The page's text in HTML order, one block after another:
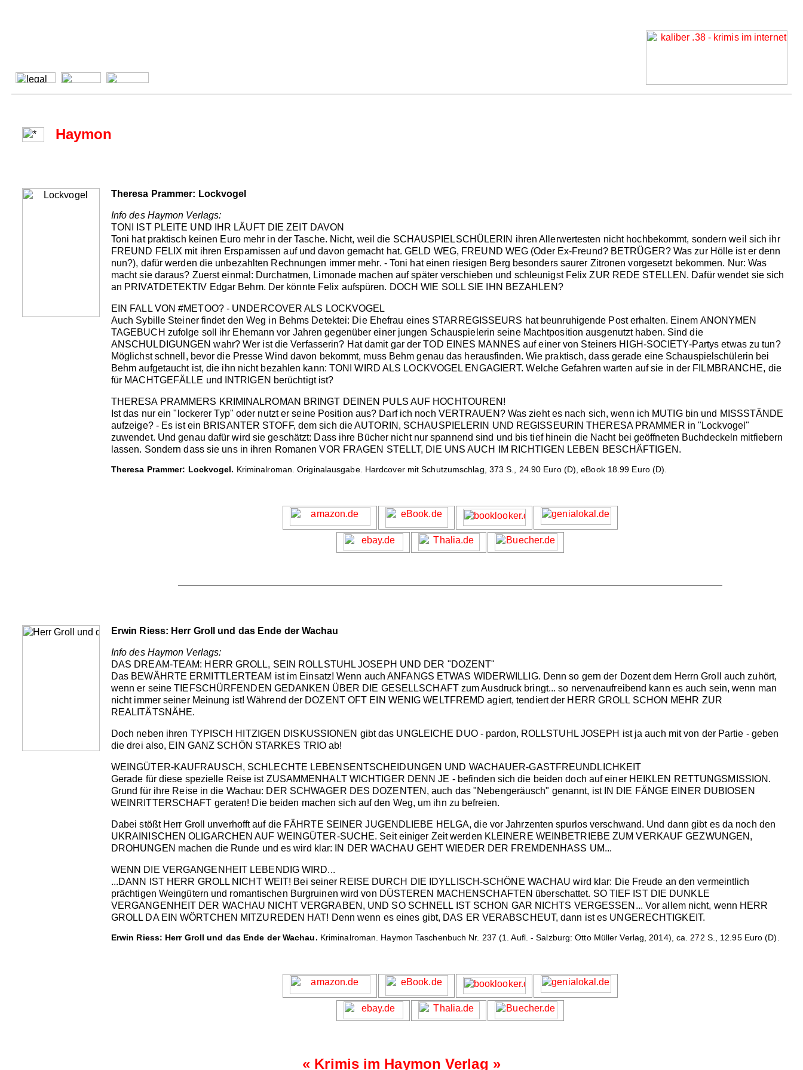
Haymon
Theresa Prammer: Lockvogel
Info des Haymon Verlags:
TONI IST PLEITE UND IHR LÄUFT DIE ZEIT DAVON
Toni hat praktisch keinen Euro mehr in der Tasche. Nicht, weil die SCHAUSPIELSCHÜLERIN ihren Allerwertesten nicht hochbekommt, sondern weil sich ihr
FREUND FELIX mit ihren Ersparnissen auf und davon gemacht hat. GELD WEG, FREUND WEG (Oder Ex-Freund? BETRÜGER? Was zur Hölle ist er denn
nun?), dafür werden die unbezahlten Rechnungen immer mehr. - Toni hat einen riesigen Berg besonders saurer Zitronen vorgesetzt bekommen. Nur: Was
macht sie daraus? Zuerst einmal: Durchatmen, Limonade machen auf später verschieben und schleunigst Felix ZUR REDE STELLEN. Dafür wendet sie sich
an PRIVATDETEKTIV Edgar Behm. Der könnte Felix aufspüren. DOCH WIE SOLL SIE IHN BEZAHLEN?
EIN FALL VON #METOO? - UNDERCOVER ALS LOCKVOGEL
Auch Sybille Steiner findet den Weg in Behms Detektei: Die Ehefrau eines STARREGISSEURS hat beunruhigende Post erhalten. Einem ANONYMEN
TAGEBUCH zufolge soll ihr Ehemann vor Jahren gegenüber einer jungen Schauspielerin seine Machtposition ausgenutzt haben. Sind die
ANSCHULDIGUNGEN wahr? Wer ist die Verfasserin? Hat damit gar der TOD EINES MANNES auf einer von Steiners HIGH-SOCIETY-Partys etwas zu tun?
Möglichst schnell, bevor die Presse Wind davon bekommt, muss Behm genau das herausfinden. Wie praktisch, dass gerade eine Schauspielschülerin bei
Behm aufgetaucht ist, die ihn nicht bezahlen kann: TONI WIRD ALS LOCKVOGEL ENGAGIERT. Welche Gefahren warten auf sie in der FILMBRANCHE, die
für MACHTGEFÄLLE und INTRIGEN berüchtigt ist?
THERESA PRAMMERS KRIMINALROMAN BRINGT DEINEN PULS AUF HOCHTOUREN!
Ist das nur ein "lockerer Typ" oder nutzt er seine Position aus? Darf ich noch VERTRAUEN? Was zieht es nach sich, wenn ich MUTIG bin und MISSSTÄNDE
aufzeige? - Es ist ein BRISANTER STOFF, dem sich die AUTORIN, SCHAUSPIELERIN UND REGISSEURIN THERESA PRAMMER in "Lockvogel"
zuwendet. Und genau dafür wird sie geschätzt: Dass ihre Bücher nicht nur spannend sind und bis tief hinein die Nacht bei geöffneten Buchdeckeln mitfiebern
lassen. Sondern dass sie uns in ihren Romanen VOR FRAGEN STELLT, DIE UNS AUCH IM RICHTIGEN LEBEN BESCHÄFTIGEN.
Theresa Prammer: Lockvogel. Kriminalroman. Originalausgabe. Hardcover mit Schutzumschlag, 373 S., 24.90 Euro (D), eBook 18.99 Euro (D).
Erwin Riess: Herr Groll und das Ende der Wachau
Info des Haymon Verlags:
DAS DREAM-TEAM: HERR GROLL, SEIN ROLLSTUHL JOSEPH UND DER "DOZENT"
Das BEWÄHRTE ERMITTLERTEAM ist im Einsatz! Wenn auch ANFANGS ETWAS WIDERWILLIG. Denn so gern der Dozent dem Herrn Groll auch zuhört,
wenn er seine TIEFSCHÜRFENDEN GEDANKEN ÜBER DIE GESELLSCHAFT zum Ausdruck bringt... so nervenaufreibend kann es auch sein, wenn man
nicht immer seiner Meinung ist! Während der DOZENT OFT EIN WENIG WELTFREMD agiert, tendiert der HERR GROLL SCHON MEHR ZUR
REALITÄTSNÄHE.
Doch neben ihren TYPISCH HITZIGEN DISKUSSIONEN gibt das UNGLEICHE DUO - pardon, ROLLSTUHL JOSEPH ist ja auch mit von der Partie - geben
die drei also, EIN GANZ SCHÖN STARKES TRIO ab!
WEINGÜTER-KAUFRAUSCH, SCHLECHTE LEBENSENTSCHEIDUNGEN UND WACHAUER-GASTFREUNDLICHKEIT
Gerade für diese spezielle Reise ist ZUSAMMENHALT WICHTIGER DENN JE - befinden sich die beiden doch auf einer HEIKLEN RETTUNGSMISSION.
Grund für ihre Reise in die Wachau: DER SCHWAGER DES DOZENTEN, auch das "Nebengeräusch" genannt, ist IN DIE FÄNGE EINER DUBIOSEN
WEINRITTERSCHAFT geraten! Die beiden machen sich auf den Weg, um ihn zu befreien.
Dabei stößt Herr Groll unverhofft auf die FÄHRTE SEINER JUGENDLIEBE HELGA, die vor Jahrzenten spurlos verschwand. Und dann gibt es da noch den
UKRAINISCHEN OLIGARCHEN AUF WEINGÜTER-SUCHE. Seit einiger Zeit werden KLEINERE WEINBETRIEBE ZUM VERKAUF GEZWUNGEN,
DROHUNGEN machen die Runde und es wird klar: IN DER WACHAU GEHT WIEDER DER FREMDENHASS UM...
WENN DIE VERGANGENHEIT LEBENDIG WIRD...
...DANN IST HERR GROLL NICHT WEIT! Bei seiner REISE DURCH DIE IDYLLISCH-SCHÖNE WACHAU wird klar: Die Freude an den vermeintlich
prächtigen Weingütern und romantischen Burgruinen wird von DÜSTEREN MACHENSCHAFTEN überschattet. SO TIEF IST DIE DUNKLE
VERGANGENHEIT DER WACHAU NICHT VERGRABEN, UND SO SCHNELL IST SCHON GAR NICHTS VERGESSEN... Vor allem nicht, wenn HERR
GROLL DA EIN WÖRTCHEN MITZUREDEN HAT! Denn wenn es eines gibt, DAS ER VERABSCHEUT, dann ist es UNGERECHTIGKEIT.
Erwin Riess: Herr Groll und das Ende der Wachau. Kriminalroman. Haymon Taschenbuch Nr. 237 (1. Aufl. - Salzburg: Otto Müller Verlag, 2014), ca. 272 S., 12.95 Euro (D).
« Krimis im Haymon Verlag »